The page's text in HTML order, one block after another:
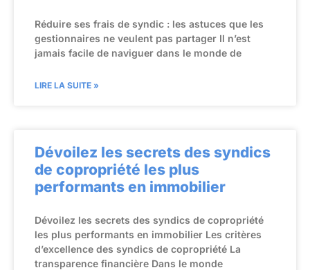
Réduire ses frais de syndic : les astuces que les
gestionnaires ne veulent pas partager Il n’est
jamais facile de naviguer dans le monde de
LIRE LA SUITE »
Dévoilez les secrets des syndics
de copropriété les plus
performants en immobilier
Dévoilez les secrets des syndics de copropriété
les plus performants en immobilier Les critères
d’excellence des syndics de copropriété La
transparence financière Dans le monde